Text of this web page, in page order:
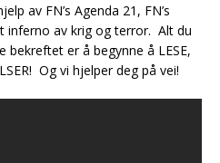
av FN’s Agenda 21, FN’s
inferno av krig og terror. Alt du
er å begynne å LESE,
Og vi hjelper deg på vei!